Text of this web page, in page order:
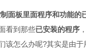
面板里面程序和功能
看到那些已安装的程序
该怎么办呢?其实是由